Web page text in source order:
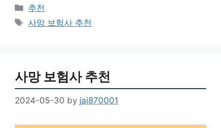
Categories
추천
Tags
사망 보험사 추천
사망 보험사 추천
2024-05-30 by jai870001